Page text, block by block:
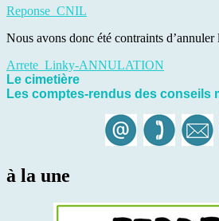
Reponse_CNIL
Nous avons donc été contraints
Arrete_Linky-ANNULATION
Le cimetière
Les comptes-rendus des conseils
à la une